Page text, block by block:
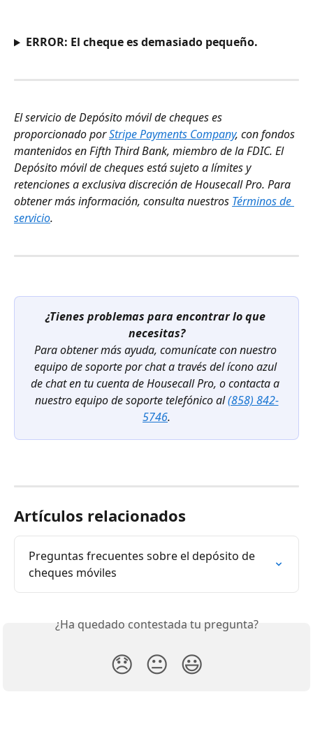
ERROR: El cheque es demasiado pequeño.
El servicio de Depósito móvil de cheques es
proporcionado por Stripe Payments Company, con fondos
mantenidos en Fifth Third Bank, miembro de la FDIC. El
Depósito móvil de cheques está sujeto a límites y
retenciones a exclusiva discreción de Housecall Pro. Para
obtener más información, consulta nuestros Términos de
servicio.
¿Tienes problemas para encontrar lo que
necesitas?
Para obtener más ayuda, comunícate con nuestro
equipo de soporte por chat a través del ícono azul
de chat en tu cuenta de Housecall Pro, o contacta a
nuestro equipo de soporte telefónico al (858) 842-
5746.
Artículos relacionados
Preguntas frecuentes sobre el depósito de
cheques móviles
¿Ha quedado contestada tu pregunta?
😞 😐 😃